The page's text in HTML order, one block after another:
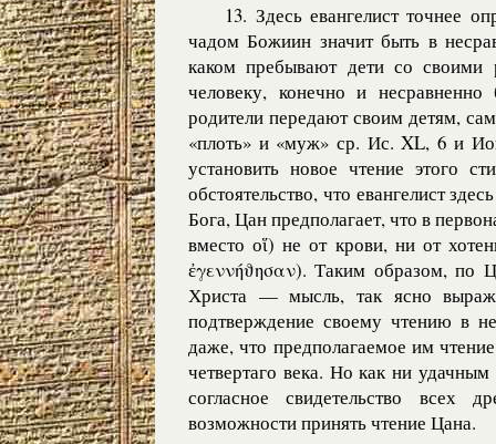
13. Здесь евангелист точнее
чадом Божиин значит быть в
каком пребывают дети со своими
человеку, конечно и
родители передают своим детям,
«плоть» и «муж» ср. Ис. XL, 6 и
установить новое чтение этого
обстоятельство, что евангелист
Бога, Цан предполагает, что в
вместо оἵ) не от крови, ни от
ἐγεννήϑησαν). Таким образом, по
Христа — мысль, так ясно
подтверждение своему чтению в
даже, что предполагаемое им
четвертаго века. Но как ни
согласное свидетельство всех
возможности принять чтение Цана.